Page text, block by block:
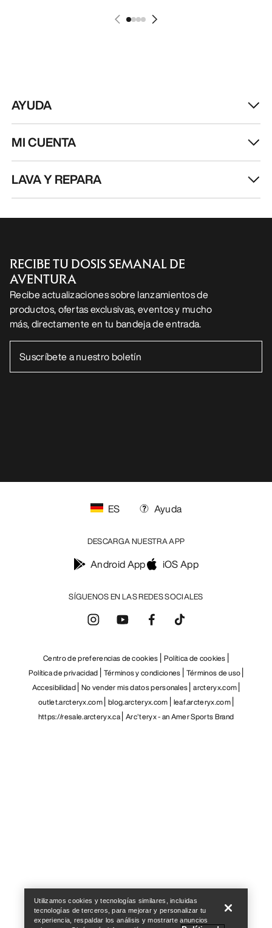
AYUDA
MI CUENTA
LAVA Y REPARA
RECIBE TU DOSIS SEMANAL DE
AVENTURA
Recibe actualizaciones sobre lanzamientos de
productos, ofertas exclusivas, eventos y mucho
más, directamente en tu bandeja de entrada.
SÍGUENOS EN LAS REDES SOCIALES
ES Ayuda
DESCARGA NUESTRA APP
Android App iOS App
Centro de preferencias de cookies Política de cookies
Política de privacidad Términos y condiciones Términos de uso
Accesibilidad No vender mis datos personales arcteryx.com
outlet.arcteryx.com blog.arcteryx.com leaf.arcteryx.com
https://resale.arcteryx.ca Arc'teryx - an Amer Sports Brand
Utilizamos cookies y tecnologías similares, incluidas
tecnologías de terceros, para mejorar y personalizar tu
experiencia, respaldar los análisis y mostrarte anuncios